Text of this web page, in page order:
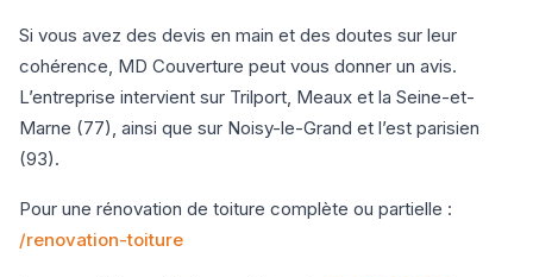
Si vous avez des devis en main et des doutes sur leur
cohérence, MD Couverture peut vous donner un avis.
L’entreprise intervient sur Trilport, Meaux et la Seine-et-
Marne (77), ainsi que sur Noisy-le-Grand et l’est parisien
(93).
Pour une rénovation de toiture complète ou partielle :
/renovation-toiture